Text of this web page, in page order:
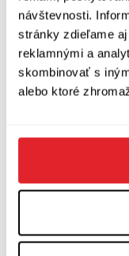
návštevnosti.
stránky zdieľame
reklamnými a
skombinovať s
alebo ktoré
Šest procházek
ako pozvánku
esejistické.
tém, ktorým sa
čitateľstvu, ale
Jeho úsilie
má značný